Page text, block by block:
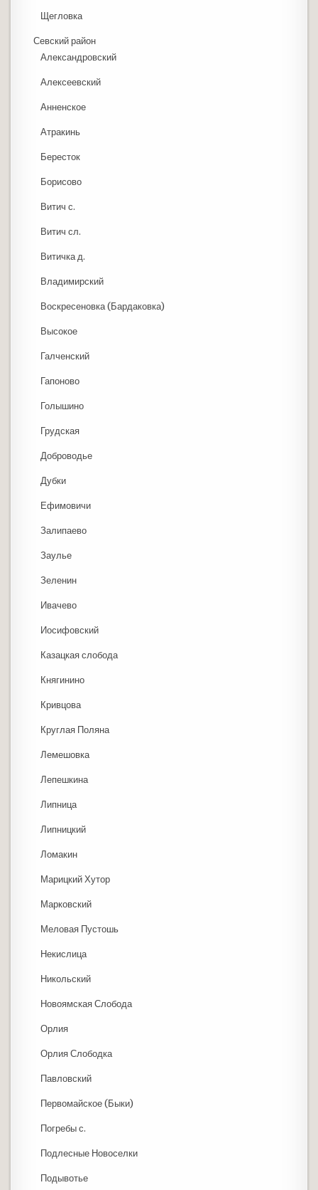
Щегловка
Севский район
Александровский
Алексеевский
Анненское
Атракинь
Бересток
Борисово
Витич с.
Витич сл.
Витичка д.
Владимирский
Воскресеновка (Бардаковка)
Высокое
Галченский
Гапоново
Голышино
Грудская
Доброводье
Дубки
Ефимовичи
Залипаево
Заулье
Зеленин
Ивачево
Иосифовский
Казацкая слобода
Княгинино
Кривцова
Круглая Поляна
Лемешовка
Лепешкина
Липница
Липницкий
Ломакин
Марицкий Хутор
Марковский
Меловая Пустошь
Некислица
Никольский
Новоямская Слобода
Орлия
Орлия Слободка
Павловский
Первомайское (Быки)
Погребы с.
Подлесные Новоселки
Подывотье